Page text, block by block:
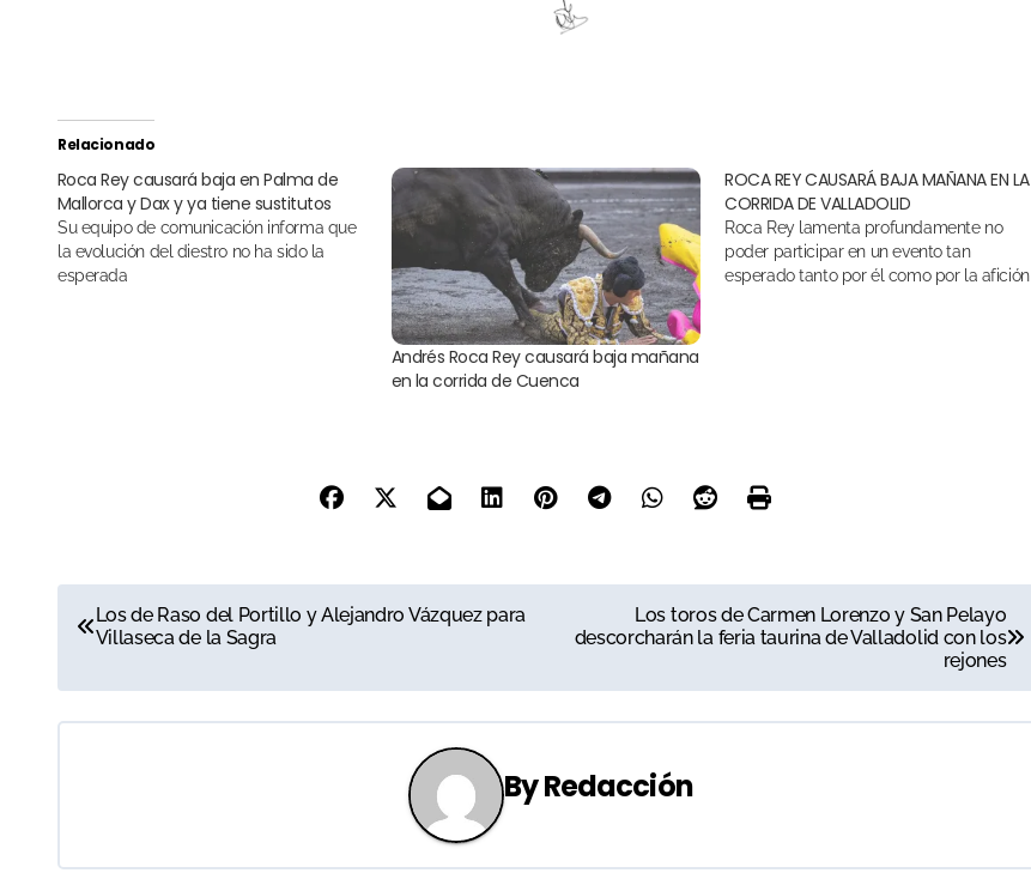
Relacionado
Roca Rey causará baja en Palma de
Mallorca y Dax y ya tiene sustitutos
Su equipo de comunicación informa que
la evolución del diestro no ha sido la
esperada
Andrés Roca Rey causará baja mañana
en la corrida de Cuenca
ROCA REY CAUSARÁ BAJA MAÑANA EN LA
CORRIDA DE VALLADOLID
Roca Rey lamenta profundamente no
poder participar en un evento tan
esperado tanto por él como por la afición
N
v
a
Los de Raso del Portillo y Alejandro Vázquez para
Villaseca de la Sagra
Los toros de Carmen Lorenzo y San Pelayo
descorcharán la feria taurina de Valladolid con los
rejones
ByRedacción